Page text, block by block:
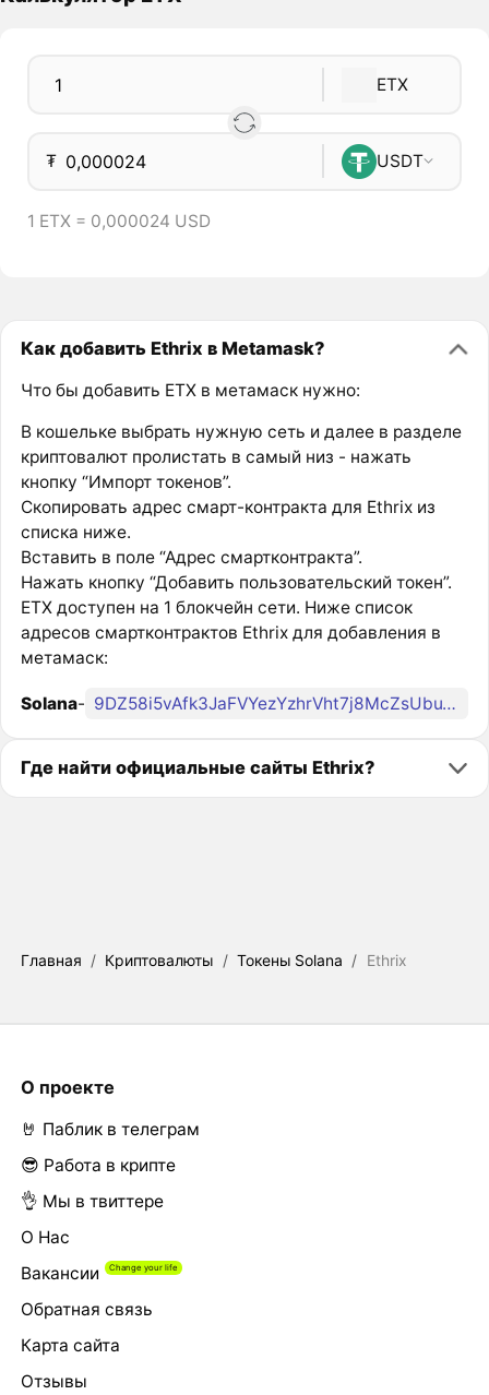
ETX
₮ USDT
1 ETX = 0,000024 USD
Как добавить Ethrix в Metamask?
Что бы добавить ETX в метамаск нужно:
В кошельке выбрать нужную сеть и далее в разделе
криптовалют пролистать в самый низ - нажать
кнопку “Импорт токенов”.
Скопировать адрес смарт-контракта для Ethrix из
списка ниже.
Вставить в поле “Адрес смартконтракта”.
Нажать кнопку “Добавить пользовательский токен”.
ETX доступен на 1 блокчейн сети. Ниже список
адресов смартконтрактов Ethrix для добавления в
метамаск:
Solana- 9DZ58i5vAfk3JaFVYezYzhrVht7j8McZsUbuTcDiSbrP
Где найти официальные сайты Ethrix?
Главная / Криптовалюты / Токены Solana / Ethrix
О проекте
🤘 Паблик в телеграм
😎 Работа в крипте
👌 Мы в твиттере
О Нас
Вакансии
Обратная связь
Карта сайта
Отзывы